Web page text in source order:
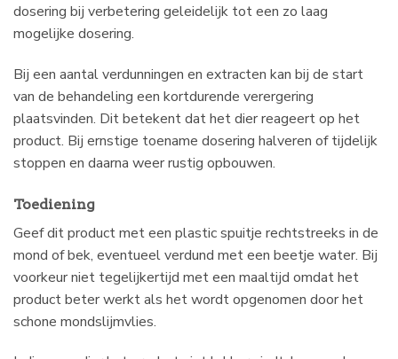
dosering bij verbetering geleidelijk tot een zo laag
mogelijke dosering.
Bij een aantal verdunningen en extracten kan bij de start
van de behandeling een kortdurende verergering
plaatsvinden. Dit betekent dat het dier reageert op het
product. Bij ernstige toename dosering halveren of tijdelijk
stoppen en daarna weer rustig opbouwen.
Toediening
Geef dit product met een plastic spuitje rechtstreeks in de
mond of bek, eventueel verdund met een beetje water. Bij
voorkeur niet tegelijkertijd met een maaltijd omdat het
product beter werkt als het wordt opgenomen door het
schone mondslijmvlies.